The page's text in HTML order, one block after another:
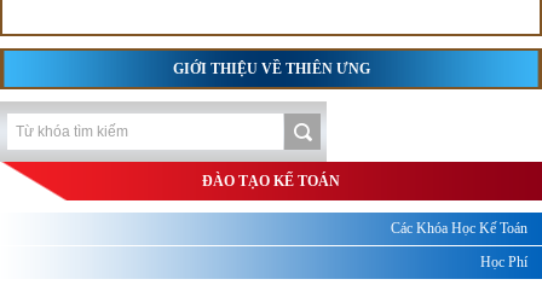
GIỚI THIỆU VỀ THIÊN ƯNG
ĐÀO TẠO KẾ TOÁN
Các Khóa Học Kế Toán
Học Phí